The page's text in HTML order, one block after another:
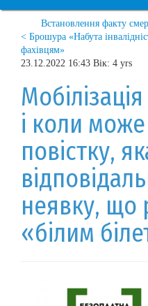
Встановлення факту
< Брошура «Набута
фахівцям»
23.12.2022 16:43 Вік: 4 yrs
і коли
повістку,
неявку, що
«білим